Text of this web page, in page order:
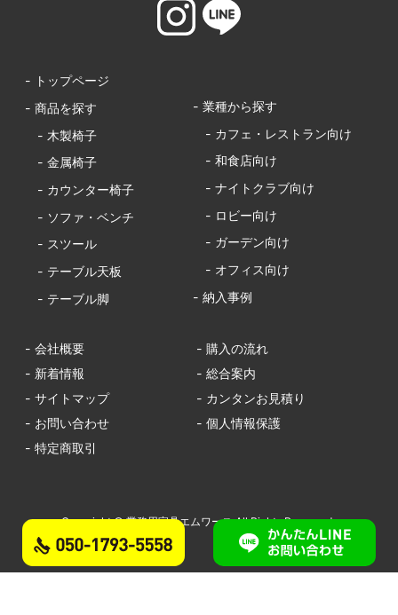
- トップページ
- 商品を探す
- 木製椅子
- 金属椅子
- カウンター椅子
- ソファ・ベンチ
- スツール
- テーブル天板
- テーブル脚
- 業種から探す
- カフェ・レストラン向け
- 和食店向け
- ナイトクラブ向け
- ロビー向け
- ガーデン向け
- オフィス向け
- 納入事例
- 会社概要
- 購入の流れ
- 新着情報
- 総合案内
- サイトマップ
- カンタンお見積り
- お問い合わせ
- 個人情報保護
- 特定商取引
Copyright © 業務用家具エムワース All Rights Reserved.